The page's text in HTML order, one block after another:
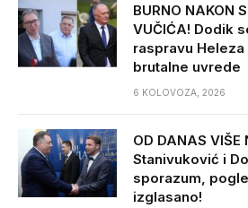
BURNO NAKON
VUČIĆA! Dodik
raspravu
brutalne uvrede
6 KOLOVOZA, 2026
OD DANAS VIŠE
Stanivuković i
sporazum,
izglasano!